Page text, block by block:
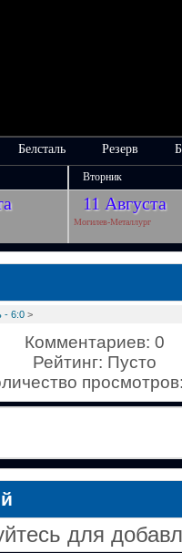
Белсталь Резерв
Вторник
11 Августа
Могилев-Металлург
- 6:0 >
Комментариев: 0
Рейтинг: Пусто
для